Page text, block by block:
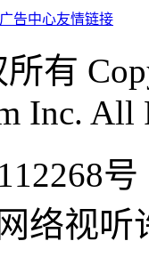
广告中心友情链接
有
Inc. All
络视听